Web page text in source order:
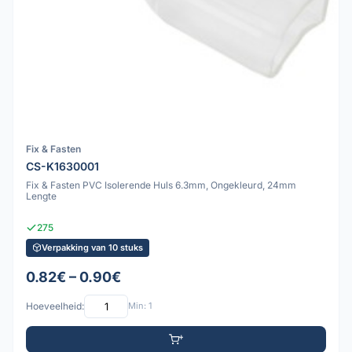
Fix & Fasten
CS-K1630001
Fix & Fasten PVC Isolerende Huls 6.3mm, Ongekleurd, 24mm
Lengte
275
Verpakking van 10 stuks
0.82€ – 0.90€
Hoeveelheid: Min: 1